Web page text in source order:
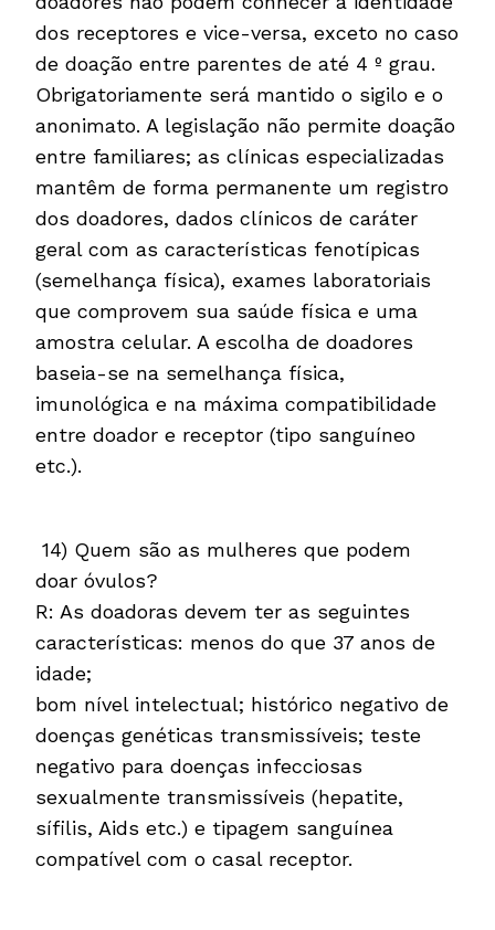
dos receptores e vice-versa, exceto no caso
de doação entre parentes de até 4 º grau.
Obrigatoriamente será mantido o sigilo e o
anonimato. A legislação não permite doação
entre familiares; as clínicas especializadas
mantêm de forma permanente um registro
dos doadores, dados clínicos de caráter
geral com as características fenotípicas
(semelhança física), exames laboratoriais
que comprovem sua saúde física e uma
amostra celular. A escolha de doadores
baseia-se na semelhança física,
imunológica e na máxima compatibilidade
entre doador e receptor (tipo sanguíneo
etc.).
14) Quem são as mulheres que podem
doar óvulos?
R: As doadoras devem ter as seguintes
características: menos do que 37 anos de
idade;
bom nível intelectual; histórico negativo de
doenças genéticas transmissíveis; teste
negativo para doenças infecciosas
sexualmente transmissíveis (hepatite,
sífilis, Aids etc.) e tipagem sanguínea
compatível com o casal receptor.